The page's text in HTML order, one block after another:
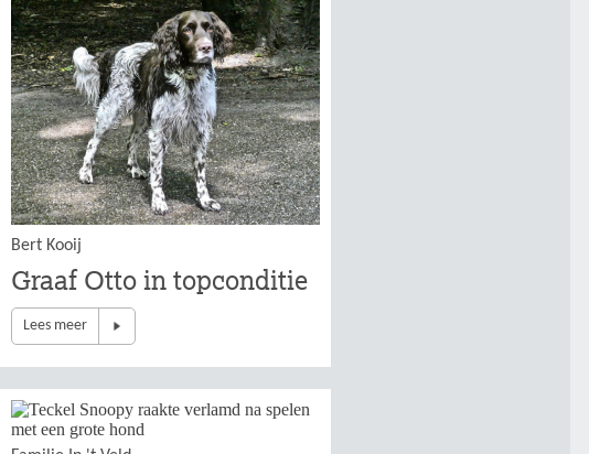
Bert Kooij
Graaf Otto in topconditie
Lees meer